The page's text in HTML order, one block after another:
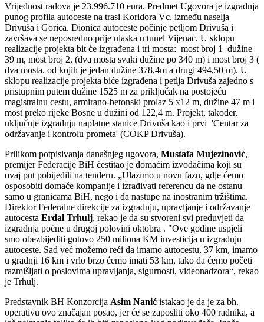
Vrijednost radova je 23.996.710 eura. Predmet Ugovora je izgradnja
punog profila autoceste na trasi Koridora Vc, između naselja
Drivuša i Gorica. Dionica autoceste počinje petljom Drivuša i
završava se neposredno prije ulaska u tunel Vijenac. U sklopu
realizacije projekta bit će izgrađena i tri mosta: most broj 1 dužine
39 m, most broj 2, (dva mosta svaki dužine po 340 m) i most broj 3 (
dva mosta, od kojih je jedan dužine 378,4m a drugi 494,50 m). U
sklopu realizacije projekta biće izgrađena i petlja Drivuša zajedno s
pristupnim putem dužine 1525 m za priključak na postojeću
magistralnu cestu, armirano-betonski prolaz 5 x12 m, dužine 47 m i
most preko rijeke Bosne u dužini od 122,4 m. Projekt, također,
uključuje izgradnju naplatne stanice Drivuša kao i prvi 'Centar za
održavanje i kontrolu prometa' (COKP Drivuša).
Prilikom potpisivanja današnjeg ugovora, Mustafa Mujezinović,
premijer Federacije BiH čestitao je domaćim izvođačima koji su
ovaj put pobijedili na tenderu. „Ulazimo u novu fazu, gdje ćemo
osposobiti domaće kompanije i izrađivati referencu da ne ostanu
samo u granicama BiH, nego i da nastupe na inostranim tržištima.
Direktor Federalne direkcije za izgradnju, upravljanje i održavanje
autocesta Erdal Trhulj, rekao je da su stvoreni svi preduvjeti da
izgradnja počne u drugoj polovini oktobra . "Ove godine uspjeli
smo obezbijediti gotovo 250 miliona KM investicija u izgradnju
autoceste. Sad već možemo reći da imamo autocestu, 37 km, imamo
u gradnji 16 km i vrlo brzo ćemo imati 53 km, tako da ćemo početi
razmišljati o poslovima upravljanja, sigurnosti, videonadzora“, rekao
je Trhulj.
Predstavnik BH Konzorcija Asim Nanić istakao je da je za bh.
operativu ovo značajan posao, jer će se zaposliti oko 400 radnika, a